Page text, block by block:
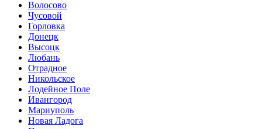
Волосово
Чусовой
Горловка
Донецк
Высоцк
Любань
Отрадное
Никольское
Лодейное Поле
Ивангород
Мариуполь
Новая Ладога